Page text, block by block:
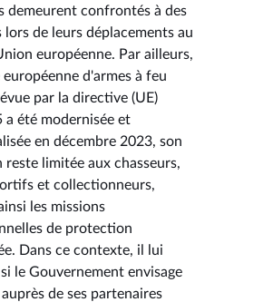
demeurent confrontés à des
de leurs déplacements au
européenne. Par ailleurs,
d'armes à feu
par la directive (UE)
a été modernisée et
en décembre 2023, son
limitée aux chasseurs,
et collectionneurs,
les missions
de protection
Dans ce contexte, il lui
le Gouvernement envisage
de ses partenaires